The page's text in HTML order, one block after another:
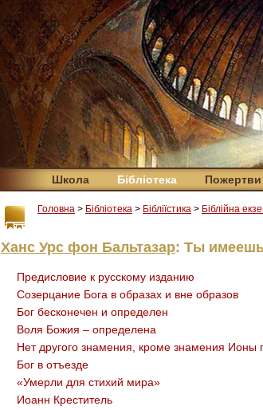
Школа Бібліотека Пожертви
Головна > Бібліотека > Бібліїстика > Біблійна
Ханс Урс фон Бальтазар: Ты
Предисловие к русскому изданию
Созерцание Бога в образах и вне образов
Бог бесконечен и определен
Воля Божия – определена
Нет другого знамения, кроме знамения Ионы
Бог в отъезде
«Умерли для стихий мира»
Иоанн Креститель